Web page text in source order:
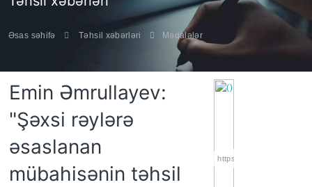
Əsas səhifə Təhsil xəbərləri Məqalələr
Emin Əmrullayev:
"Şəxsi rəylərə
əsaslanan
mübahisənin təhsil
https://wa.me/